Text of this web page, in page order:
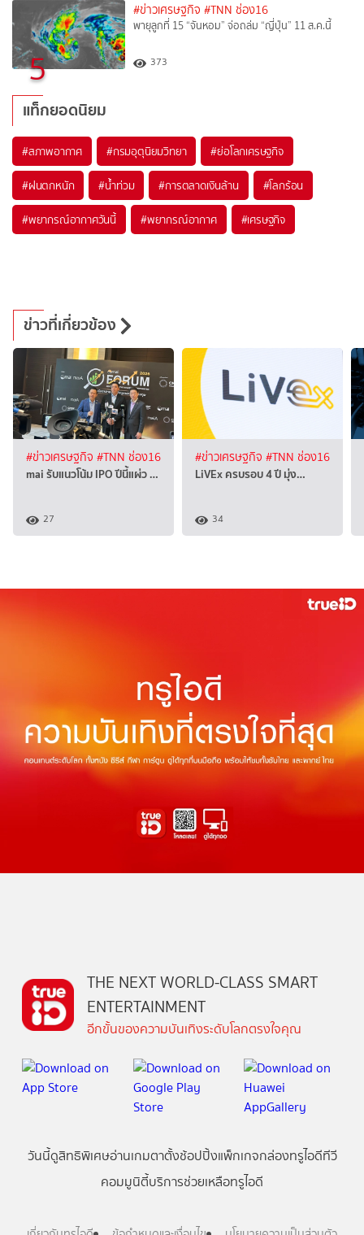
5
#ข่าวเศรษฐกิจ #TNN ช่อง16
พายุลูกที่ 15 “จันหอม” จ่อถล่ม “ญี่ปุ่น” 11 ส.ค.นี้
373
แท็กยอดนิยม
#สภาพอากาศ #กรมอุตุนิยมวิทยา #ย่อโลกเศรษฐกิจ
#ฝนตกหนัก #น้ำท่วม #การตลาดเงินล้าน #โลกร้อน
#พยากรณ์อากาศวันนี้ #พยากรณ์อากาศ #เศรษฐกิจ
ข่าวที่เกี่ยวข้อง
#ข่าวเศรษฐกิจ #TNN ช่อง16
mai รับแนวโน้ม IPO ปีนี้แผ่ว …
27
#ข่าวเศรษฐกิจ #TNN ช่อง16
LiVEx ครบรอบ 4 ปี มุ่ง…
34
THE NEXT WORLD-CLASS SMART
ENTERTAINMENT
อีกขั้นของความบันเทิงระดับโลกตรงใจคุณ
วันนี้ดูสิทธิพิเศษอ่านเกมตาตั้งช้อปปิ้งแพ็กเกจกล่องทรูไอดีทีวี
คอมมูนิตี้บริการช่วยเหลือทรูไอดี